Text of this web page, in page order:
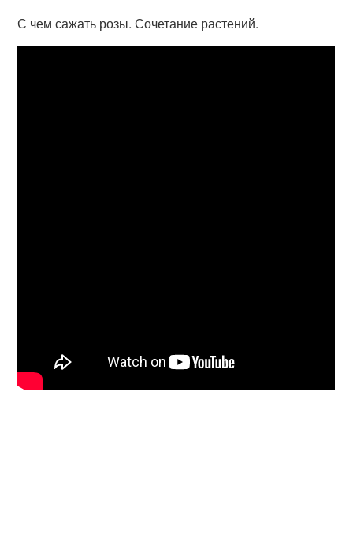
С чем сажать розы. Сочетание растений.